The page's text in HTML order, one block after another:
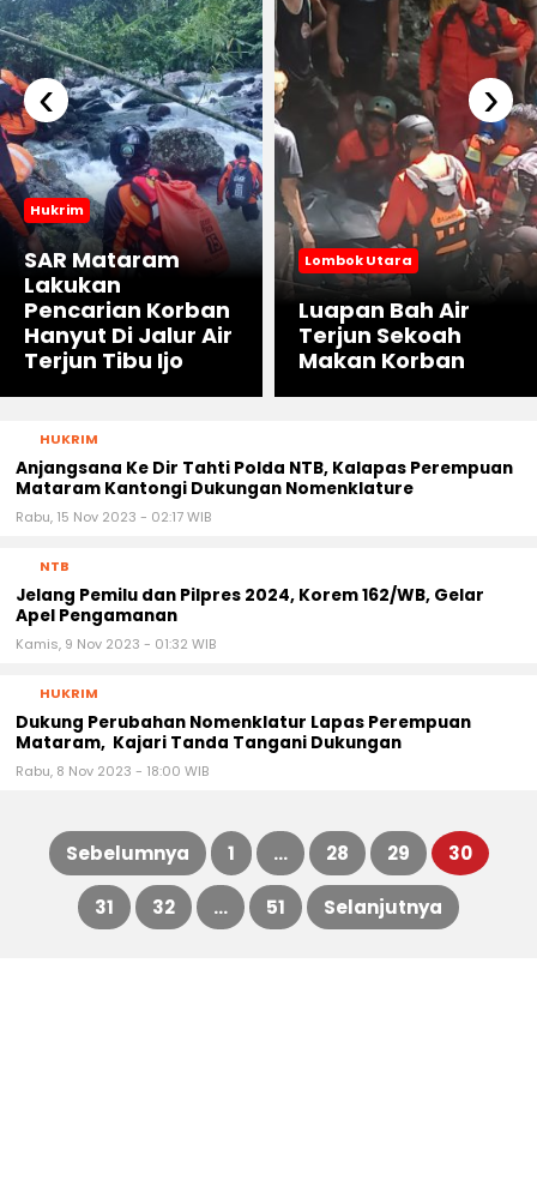
Hukrim
SAR Mataram
Lakukan
Pencarian Korban
Hanyut Di Jalur Air
Terjun Tibu Ijo
Lombok Utara
Luapan Bah Air
Terjun Sekoah
Makan Korban
‹ ›
HUKRIM
Anjangsana Ke Dir Tahti Polda NTB, Kalapas Perempuan
Mataram Kantongi Dukungan Nomenklature
Rabu, 15 Nov 2023 - 02:17 WIB
NTB
Jelang Pemilu dan Pilpres 2024, Korem 162/WB, Gelar
Apel Pengamanan
Kamis, 9 Nov 2023 - 01:32 WIB
HUKRIM
Dukung Perubahan Nomenklatur Lapas Perempuan
Mataram, Kajari Tanda Tangani Dukungan
Rabu, 8 Nov 2023 - 18:00 WIB
Paginasi
Sebelumnya 1 … 28 29 30
31 32 … 51 Selanjutnya